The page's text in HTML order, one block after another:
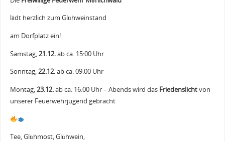
lädt herzlich zum Glühweinstand
am Dorfplatz ein!
Samstag,21.12.ab ca. 15:00 Uhr
Sonntag,22.12.ab ca. 09:00 Uhr
Montag,23.12.ab ca. 16:00 Uhr – Abends wird das Friedenslichtvon
unserer Feuerwehrjugend gebracht
Tee, Glühmost, Glühwein,